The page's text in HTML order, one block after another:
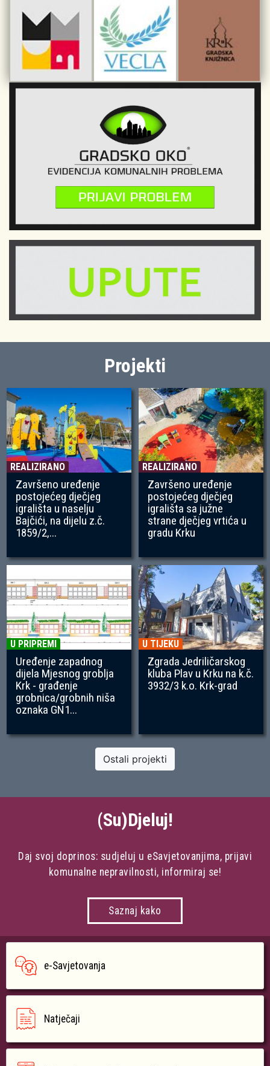
Projekti
REALIZIRANO
Završeno uređenje
postojećeg dječjeg
igrališta u naselju
Bajčići, na dijelu z.č.
1859/2,...
REALIZIRANO
Završeno uređenje
postojećeg dječjeg
igrališta sa južne
strane dječjeg vrtića u
gradu Krku
U PRIPREMI
Uređenje zapadnog
dijela Mjesnog groblja
Krk - građenje
grobnica/grobnih niša
oznaka GN1...
U TIJEKU
Zgrada Jedriličarskog
kluba Plav u Krku na k.č.
3932/3 k.o. Krk-grad
Ostali projekti
(Su)Djeluj!
Daj svoj doprinos: sudjeluj u eSavjetovanjima, prijavi
komunalne nepravilnosti, informiraj se!
Saznaj kako
e-Savjetovanja
Natječaji